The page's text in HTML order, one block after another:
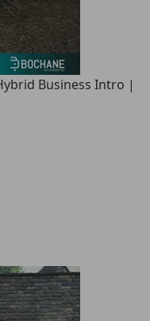
Business Intro |